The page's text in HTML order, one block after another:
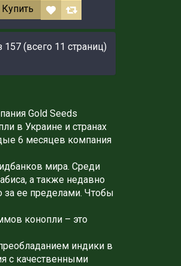
Купить
(всего 11 страниц)
Gold Seeds
в Украине и странах
6 месяцев компания
мира. Среди
а также недавно
ее пределами. Чтобы
конопли – это
индики в
с качественными